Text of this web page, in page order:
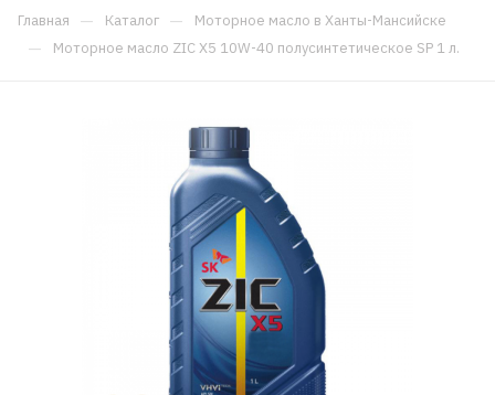
Главная — Каталог — Моторное масло в Ханты-Мансийске
— Моторное масло ZIC X5 10W-40 полусинтетическое SP 1 л.